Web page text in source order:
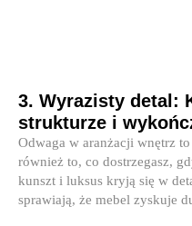
3. Wyrazisty detal:
strukturze i
Odwaga w aranżacji wnętrz
również to, co dostrzegasz,
kunszt i luksus kryją się w
sprawiają, że mebel zyskuje